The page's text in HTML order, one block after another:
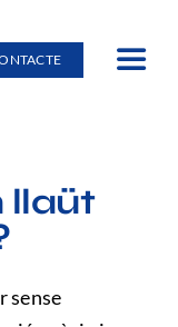
Toggle
llaüt
sense